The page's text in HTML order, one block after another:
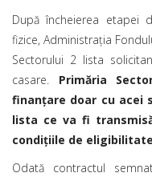
După încheierea etapei
fizice, Administrația
Sectorului 2 lista
casare. Primăria
finanţare doar cu acei
lista ce va fi
condițiile de eligibilitate
Odată contractul